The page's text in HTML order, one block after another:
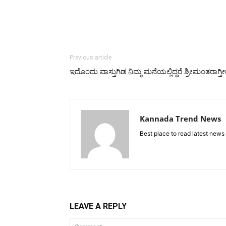
Previous article
ಇದೊಂದು ವಾಸ್ತುಗಿಡ ನಿಮ್ಮ ಮನೆಯಲ್ಲಿದ್ದರೆ
Kannada Trend News
Best place to read latest news
LEAVE A REPLY